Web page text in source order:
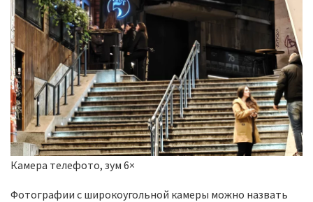
Камера телефото, зум 6×
Фотографии с широкоугольной камеры можно назвать